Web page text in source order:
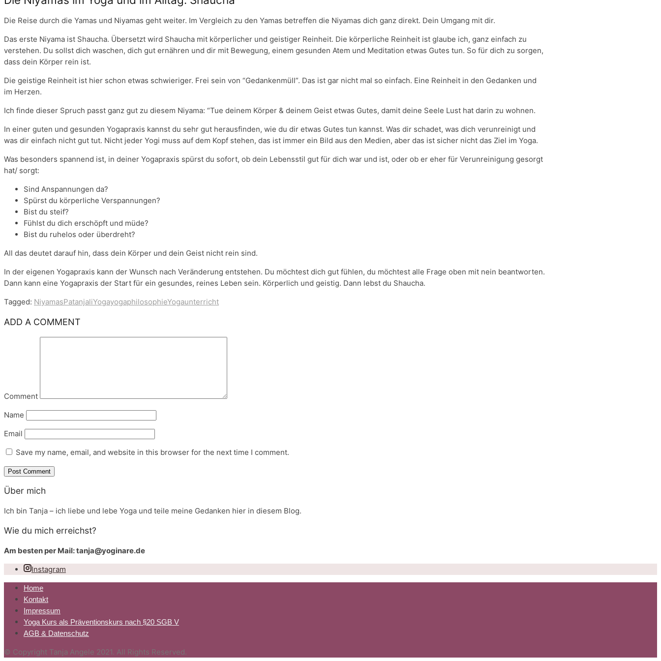
Die Reise durch die Yamas und Niyamas geht weiter. Im Vergleich zu den Yamas betreffen die Niyamas dich ganz direkt. Dein Umgang mit dir.
Das erste Niyama ist Shaucha. Übersetzt wird Shaucha mit körperlicher und geistiger Reinheit. Die körperliche Reinheit ist glaube ich, ganz einfach zu
verstehen. Du sollst dich waschen, dich gut ernähren und dir mit Bewegung, einem gesunden Atem und Meditation etwas Gutes tun. So für dich zu sorgen,
dass dein Körper rein ist.
Die geistige Reinheit ist hier schon etwas schwieriger. Frei sein von “Gedankenmüll”. Das ist gar nicht mal so einfach. Eine Reinheit in den Gedanken und
im Herzen.
Ich finde dieser Spruch passt ganz gut zu diesem Niyama: “Tue deinem Körper & deinem Geist etwas Gutes, damit deine Seele Lust hat darin zu wohnen.
In einer guten und gesunden Yogapraxis kannst du sehr gut herausfinden, wie du dir etwas Gutes tun kannst. Was dir schadet, was dich verunreinigt und
was dir einfach nicht gut tut. Nicht jeder Yogi muss auf dem Kopf stehen, das ist immer ein Bild aus den Medien, aber das ist sicher nicht das Ziel im Yoga.
Was besonders spannend ist, in deiner Yogapraxis spürst du sofort, ob dein Lebensstil gut für dich war und ist, oder ob er eher für Verunreinigung gesorgt
hat/ sorgt:
Sind Anspannungen da?
Spürst du körperliche Verspannungen?
Bist du steif?
Fühlst du dich erschöpft und müde?
Bist du ruhelos oder überdreht?
All das deutet darauf hin, dass dein Körper und dein Geist nicht rein sind.
In der eigenen Yogapraxis kann der Wunsch nach Veränderung entstehen. Du möchtest dich gut fühlen, du möchtest alle Frage oben mit nein beantworten.
Dann kann eine Yogapraxis der Start für ein gesundes, reines Leben sein. Körperlich und geistig. Dann lebst du Shaucha.
Tagged: NiyamasPatanjaliYogayogaphilosophieYogaunterricht
ADD A COMMENT
Comment
Name
Email
Save my name, email, and website in this browser for the next time I comment.
Über mich
Ich bin Tanja – ich liebe und lebe Yoga und teile meine Gedanken hier in diesem Blog.
Wie du mich erreichst?
Am besten per Mail: tanja@yoginare.de
Instagram
Home
Kontakt
Impressum
Yoga Kurs als Präventionskurs nach §20 SGB V
AGB & Datenschutz
© Copyright Tanja Angele 2021. All Rights Reserved.